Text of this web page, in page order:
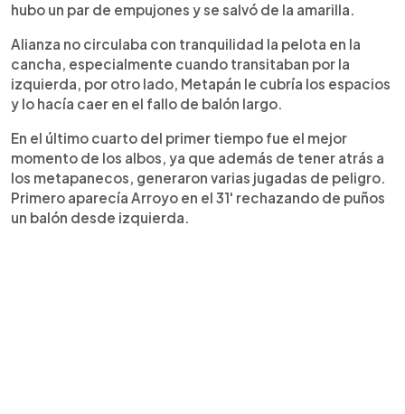
hubo un par de empujones y se salvó de la amarilla.
Alianza no circulaba con tranquilidad la pelota en la
cancha, especialmente cuando transitaban por la
izquierda, por otro lado, Metapán le cubría los espacios
y lo hacía caer en el fallo de balón largo.
En el último cuarto del primer tiempo fue el mejor
momento de los albos, ya que además de tener atrás a
los metapanecos, generaron varias jugadas de peligro.
Primero aparecía Arroyo en el 31' rechazando de puños
un balón desde izquierda.